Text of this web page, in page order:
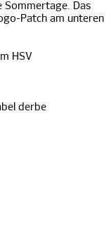
Das
Patch am unteren
HSV
derbe